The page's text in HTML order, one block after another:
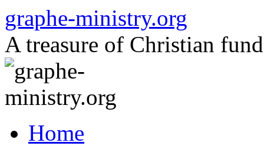
to
content
graphe-ministry.org
A treasure of Christian
Home